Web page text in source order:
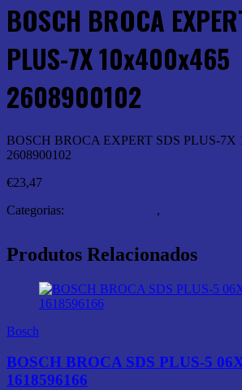
BOSCH BROCA
PLUS-7X 10x400x465
2608900102
BOSCH BROCA EXPERT SDS PLUS-7X
2608900102
€23,47
Categorias:
,
Produtos Relacionados
Bosch
BOSCH BROCA SDS PLUS-5
1618596166